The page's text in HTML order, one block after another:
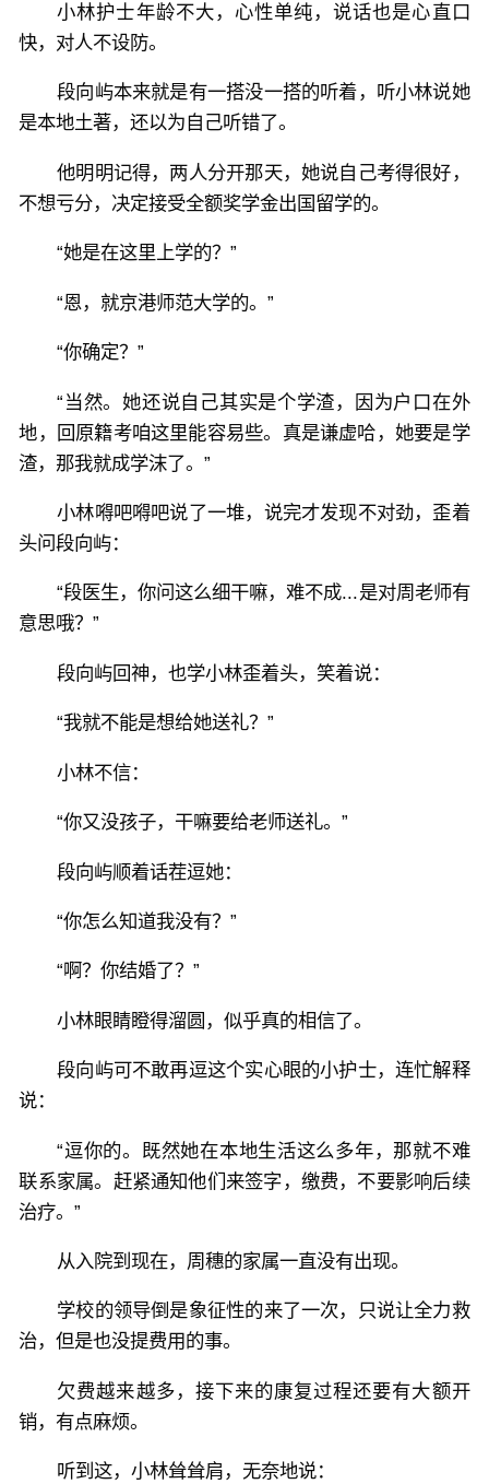
小林护士年龄不大，心性单纯，说话也是心直口
快，对人不设防。
段向屿本来就是有一搭没一搭的听着，听小林说她
是本地土著，还以为自己听错了。
他明明记得，两人分开那天，她说自己考得很好，
不想亏分，决定接受全额奖学金出国留学的。
“她是在这里上学的？”
“恩，就京港师范大学的。”
“你确定？”
“当然。她还说自己其实是个学渣，因为户口在外
地，回原籍考咱这里能容易些。真是谦虚哈，她要是学
渣，那我就成学沫了。”
小林嘚吧嘚吧说了一堆，说完才发现不对劲，歪着
头问段向屿：
“段医生，你问这么细干嘛，难不成...是对周老师有
意思哦？”
段向屿回神，也学小林歪着头，笑着说：
“我就不能是想给她送礼？”
小林不信：
“你又没孩子，干嘛要给老师送礼。”
段向屿顺着话茬逗她：
“你怎么知道我没有？”
“啊？你结婚了？”
小林眼睛瞪得溜圆，似乎真的相信了。
段向屿可不敢再逗这个实心眼的小护士，连忙解释
说：
“逗你的。既然她在本地生活这么多年，那就不难
联系家属。赶紧通知他们来签字，缴费，不要影响后续
治疗。”
从入院到现在，周穗的家属一直没有出现。
学校的领导倒是象征性的来了一次，只说让全力救
治，但是也没提费用的事。
欠费越来越多，接下来的康复过程还要有大额开
销，有点麻烦。
听到这，小林耸耸肩，无奈地说：